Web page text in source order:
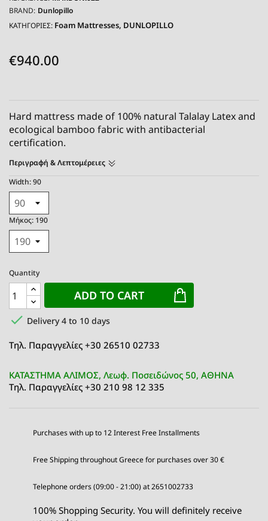
BRAND: Dunlopillo
ΚΑΤΗΓΟΡΙΕΣ: Foam Mattresses DUNLOPILLO
€940.00
Hard mattress made of 100% natural Talalay Latex and
ecological bamboo fabric with antibacterial
certification.
Περιγραφή & Λεπτομέρειες
Width: 90
Μήκος: 190
Quantity
ADD TO CART
 Delivery 4 to 10 days
Τηλ. Παραγγελίες +30 26510 02733
ΚΑΤΑΣΤΗΜΑ ΑΛΙΜΟΣ, Λεωφ. Ποσειδώνος 50, ΑΘΗΝΑ
Τηλ. Παραγγελίες +30 210 98 12 335
Purchases with up to 12 Interest Free Installments
Free Shipping throughout Greece for purchases over 30 €
Telephone orders (09:00 - 21:00) at 2651002733
100% Shopping Security. You will definitely receive